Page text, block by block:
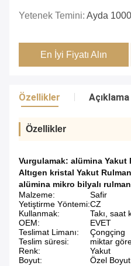
Yetenek Temini: Ayda
En İyi Fiyatı Alın
Özellikler Açıklama
Özellikler
Vurgulamak: alümina Yakut
Altıgen kristal Yakut Rulman
alümina mikro bilyalı
Malzeme:
Safir
Yetiştirme Yöntemi:CZ
Kullanmak:
Takı, saat
OEM:
EVET
Teslimat Limanı:
Çongçing
Teslim süresi:
miktar
Renk:
Yakut
Boyut:
Özel Boyut